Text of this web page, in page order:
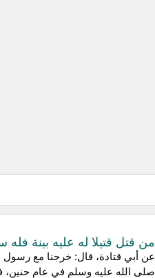
من قتل قتيلا له عليه بينة فله
عن أبي قتادة، قال: خرجنا مع رسول
صلى الله عليه وسلم في عام حنين،